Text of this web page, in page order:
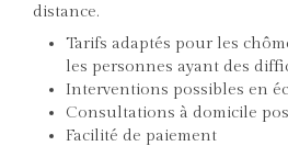
distance.
Tarifs adaptés pour les
les personnes ayant des
Interventions possibles en
Consultations à domicile
Facilité de paiement